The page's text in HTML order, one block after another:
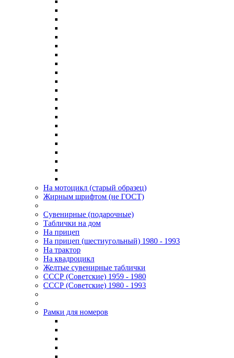
На мотоцикл (старый образец)
Жирным шрифтом (не ГОСТ)
Сувенирные (подарочные)
Таблички на дом
На прицеп
На прицеп (шестиугольный) 1980 - 1993
На трактор
На квадроцикл
Желтые сувенирные таблички
СССР (Советские) 1959 - 1980
СССР (Советские) 1980 - 1993
Рамки для номеров